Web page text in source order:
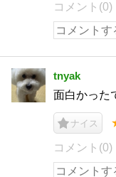
コメント(0)
tnyak
面白かった
ナイス
コメント(0)